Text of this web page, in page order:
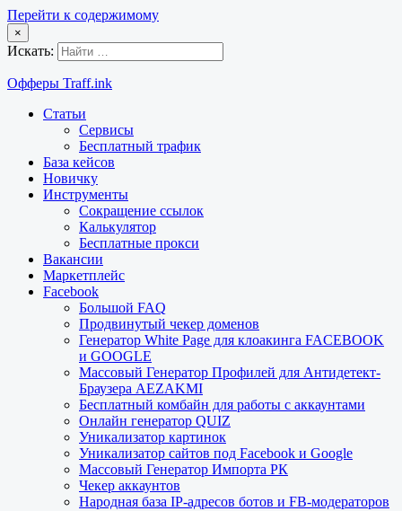
Перейти к содержимому
×
Искать:
Офферы Traff.ink
Статьи
Сервисы
Бесплатный трафик
База кейсов
Новичку
Инструменты
Сокращение ссылок
Калькулятор
Бесплатные прокси
Вакансии
Маркетплейс
Facebook
Большой FAQ
Продвинутый чекер доменов
Генератор White Page для клоакинга FACEBOOK
и GOOGLE
Массовый Генератор Профилей для Антидетект-
Браузера AEZAKMI
Бесплатный комбайн для работы с аккаунтами
Онлайн генератор QUIZ
Уникализатор картинок
Уникализатор сайтов под Facebook и Google
Массовый Генератор Импорта РК
Чекер аккаунтов
Народная база IP-адресов ботов и FB-модераторов